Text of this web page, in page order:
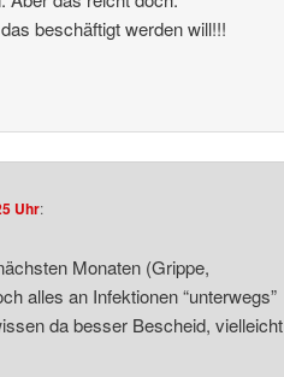
beschäftigt werden will!!!
Uhr:
Monaten (Grippe,
alles an Infektionen “unterwegs”
da besser Bescheid, vielleicht